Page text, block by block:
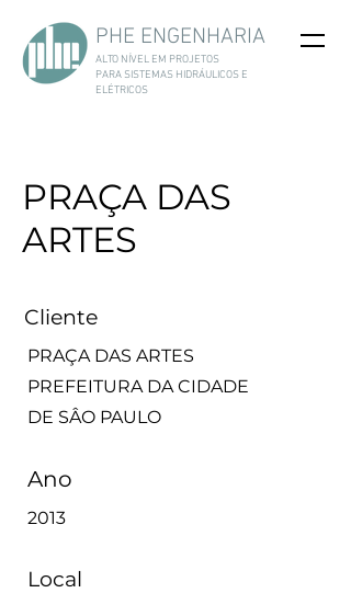
ALTO NÍVEL EM PROJETOS
PARA SISTEMAS HIDRÁULICOS E
ELÉTRICOS
PHE ENGENHARIA
PRAÇA DAS
ARTES
Cliente
PRAÇA DAS ARTES
PREFEITURA DA CIDADE
DE SÂO PAULO
Ano
2013
Local